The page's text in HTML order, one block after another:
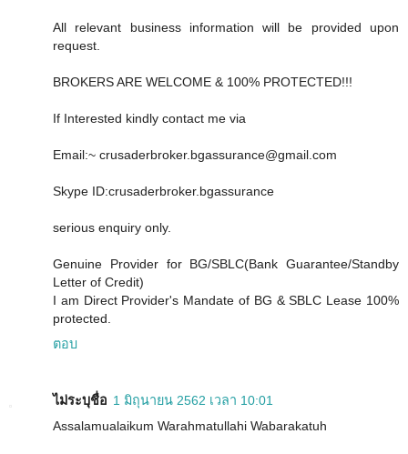
All relevant business information will be provided upon
request.
BROKERS ARE WELCOME & 100% PROTECTED!!!
If Interested kindly contact me via
Email:~ crusaderbroker.bgassurance@gmail.com
Skype ID:crusaderbroker.bgassurance
serious enquiry only.
Genuine Provider for BG/SBLC(Bank Guarantee/Standby
Letter of Credit)
I am Direct Provider's Mandate of BG & SBLC Lease 100%
protected.
ตอบ
ไม่ระบุชื่อ 1 มิถุนายน 2562 เวลา 10:01
Assalamualaikum Warahmatullahi Wabarakatuh